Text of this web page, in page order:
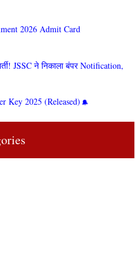
2026 Admit Card
JSSC ने निकाला बंपर Notification,
Key 2025 (Released)